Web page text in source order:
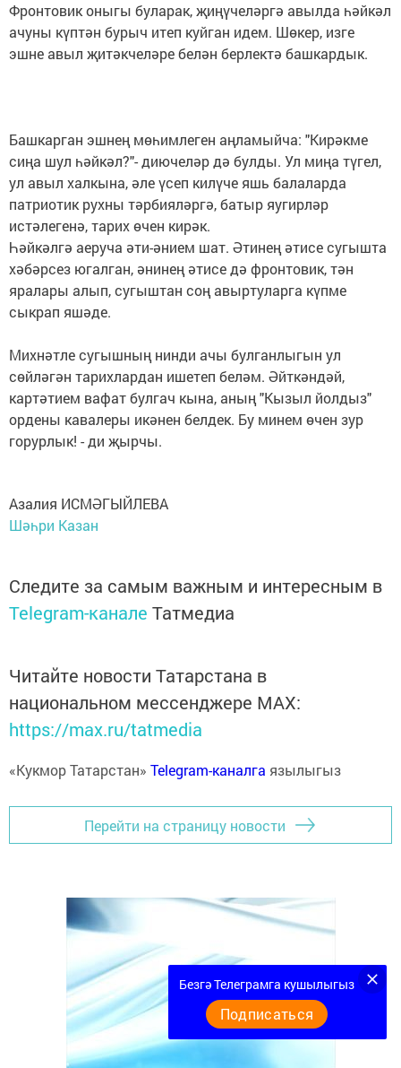
Фронтовик оныгы буларак, җиңүчеләргә авылда һәйкәл
ачуны күптән бурыч итеп куйган идем. Шөкер, изге
эшне авыл җитәкчеләре белән берлектә башкардык.
Башкарган эшнең мөһимлеген аңламыйча: "Кирәкме
сиңа шул һәйкәл?"- диючеләр дә булды. Ул миңа түгел,
ул авыл халкына, әле үсеп килүче яшь балаларда
патриотик рухны тәрбияләргә, батыр яугирләр
истәлегенә, тарих өчен кирәк.
Һәйкәлгә аеруча әти-әнием шат. Әтинең әтисе сугышта
хәбәрсез югалган, әнинең әтисе дә фронтовик, тән
яралары алып, сугыштан соң авыртуларга күпме
сыкрап яшәде.
Михнәтле сугышның нинди ачы булганлыгын ул
сөйләгән тарихлардан ишетеп беләм. Әйткәндәй,
картәтием вафат булгач кына, аның "Кызыл йолдыз"
ордены кавалеры икәнен белдек. Бу минем өчен зур
горурлык! - ди җырчы.
Азалия ИСМӘГЫЙЛЕВА
Шәһри Казан
Следите за самым важным и интересным в
Telegram-канале Татмедиа
Читайте новости Татарстана в
национальном мессенджере MАХ:
https://max.ru/tatmedia
«Кукмор Татарстан» Telegram-каналга язылыгыз
Перейти на страницу новости
Безгә Телеграмга кушылыгыз
Подписаться